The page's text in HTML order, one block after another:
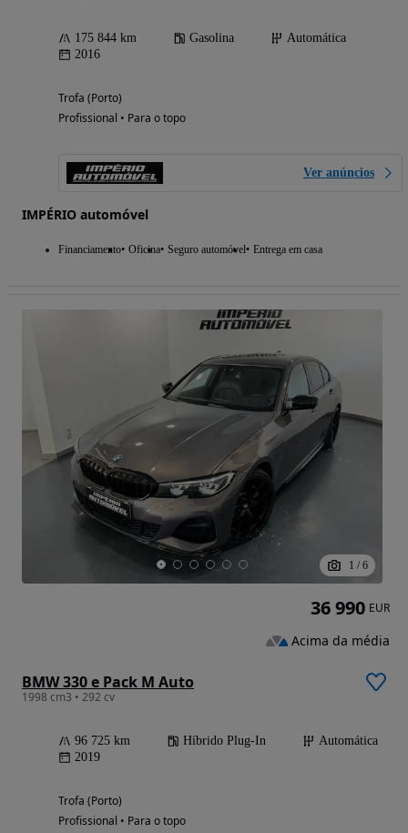
175 844 km Gasolina
Automática
2016
Trofa (Porto)
Profissional • Para o topo
Ver anúncios
IMPÉRIO automóvel
Financiamento Oficina Seguro automóvel Entrega em casa
1 / 6
BMW 330 e Pack M Auto
1998 cm3 • 292 cv
96 725 km Híbrido Plug-In
Automática
2019
Trofa (Porto)
Profissional • Para o topo
36 990 EUR
Acima da média